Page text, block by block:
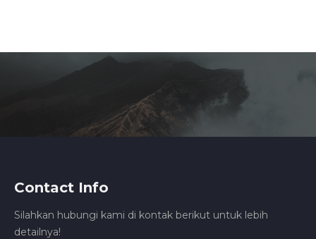
Contact Info
Silahkan hubungi kami di kontak berikut untuk lebih
detailnya!